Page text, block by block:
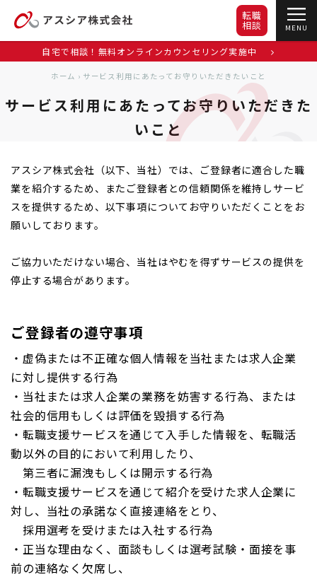
MENU
転職
相談
自宅で相談！無料オンラインカウンセリング実施中
ホーム › サービス利用にあたってお守りいただきたいこと
サービス利用にあたってお守りいただきた
いこと
アスシア株式会社（以下、当社）では、ご登録者に適合した職
業を紹介するため、またご登録者との信頼関係を維持しサービ
スを提供するため、以下事項についてお守りいただくことをお
願いしております。
ご協力いただけない場合、当社はやむを得ずサービスの提供を
停止する場合があります。
ご登録者の遵守事項
・虚偽または不正確な個人情報を当社または求人企業
に対し提供する行為
・当社または求人企業の業務を妨害する行為、または
社会的信用もしくは評価を毀損する行為
・転職支援サービスを通じて入手した情報を、転職活
動以外の目的において利用したり、
第三者に漏洩もしくは開示する行為
・転職支援サービスを通じて紹介を受けた求人企業に
対し、当社の承諾なく直接連絡をとり、
採用選考を受けまたは入社する行為
・正当な理由なく、面談もしくは選考試験・面接を事
前の連絡なく欠席し、